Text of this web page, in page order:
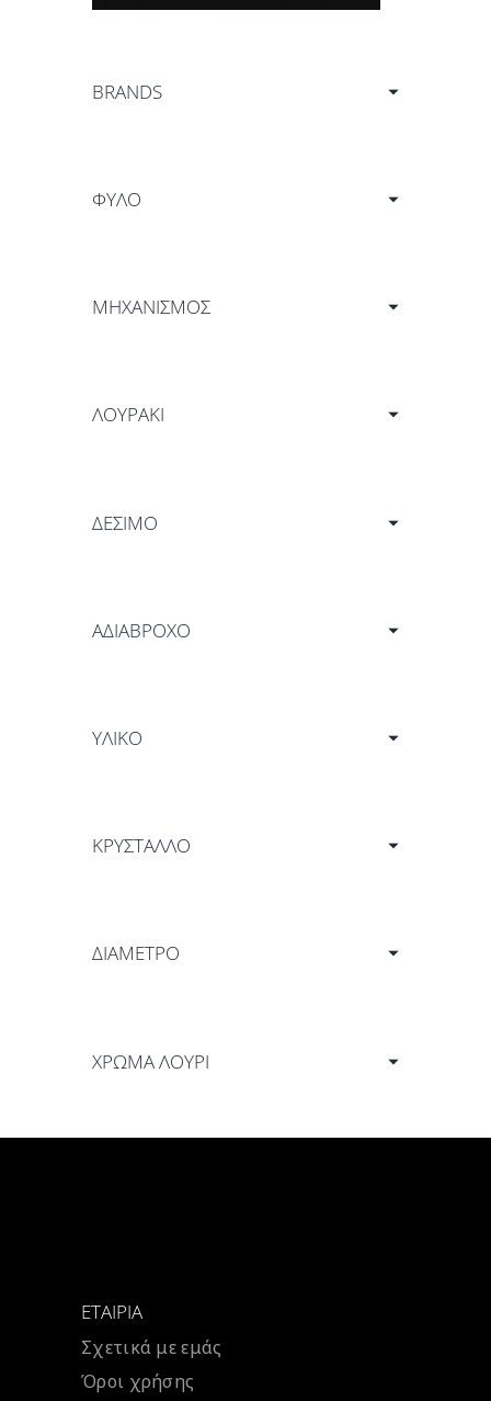
BRANDS
ΦΎΛΟ
ΜΗΧΑΝΙΣΜΟΣ
ΛΟΥΡΑΚΙ
ΔΕΣΙΜΟ
ΑΔΙΑΒΡΟΧΟ
ΥΛΙΚΟ
ΚΡΥΣΤΑΛΛΟ
ΔΙΑΜΕΤΡΟ
ΧΡΩΜΑ ΛΟΥΡΙ
ΕΤΑΙΡΊΑ
Σχετικά με εμάς
Όροι χρήσης